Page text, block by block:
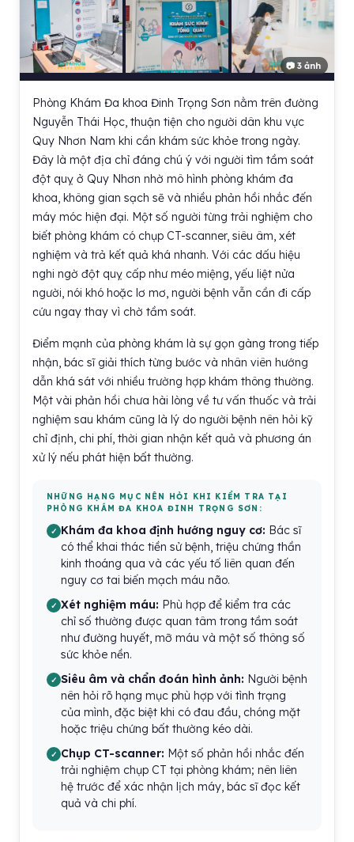
📷 3 ảnh
Phòng Khám Đa khoa Đinh Trọng Sơn nằm trên đường
Nguyễn Thái Học, thuận tiện cho người dân khu vực
Quy Nhơn Nam khi cần khám sức khỏe trong ngày.
Đây là một địa chỉ đáng chú ý với người tìm tầm soát
đột quỵ ở Quy Nhơn nhờ mô hình phòng khám đa
khoa, không gian sạch sẽ và nhiều phản hồi nhắc đến
máy móc hiện đại. Một số người từng trải nghiệm cho
biết phòng khám có chụp CT-scanner, siêu âm, xét
nghiệm và trả kết quả khá nhanh. Với các dấu hiệu
nghi ngờ đột quỵ cấp như méo miệng, yếu liệt nửa
người, nói khó hoặc lơ mơ, người bệnh vẫn cần đi cấp
cứu ngay thay vì chờ tầm soát.
Điểm mạnh của phòng khám là sự gọn gàng trong tiếp
nhận, bác sĩ giải thích từng bước và nhân viên hướng
dẫn khá sát với nhiều trường hợp khám thông thường.
Một vài phản hồi chưa hài lòng về tư vấn thuốc và trải
nghiệm sau khám cũng là lý do người bệnh nên hỏi kỹ
chỉ định, chi phí, thời gian nhận kết quả và phương án
xử lý nếu phát hiện bất thường.
NHỮNG HẠNG MỤC NÊN HỎI KHI KIỂM TRA TẠI
PHÒNG KHÁM ĐA KHOA ĐINH TRỌNG SƠN:
Khám đa khoa định hướng nguy cơ: Bác sĩ
có thể khai thác tiền sử bệnh, triệu chứng thần
kinh thoáng qua và các yếu tố liên quan đến
nguy cơ tai biến mạch máu não.
Xét nghiệm máu: Phù hợp để kiểm tra các
chỉ số thường được quan tâm trong tầm soát
như đường huyết, mỡ máu và một số thông số
sức khỏe nền.
Siêu âm và chẩn đoán hình ảnh: Người bệnh
nên hỏi rõ hạng mục phù hợp với tình trạng
của mình, đặc biệt khi có đau đầu, chóng mặt
hoặc triệu chứng bất thường kéo dài.
Chụp CT-scanner: Một số phản hồi nhắc đến
trải nghiệm chụp CT tại phòng khám; nên liên
hệ trước để xác nhận lịch máy, bác sĩ đọc kết
quả và chi phí.